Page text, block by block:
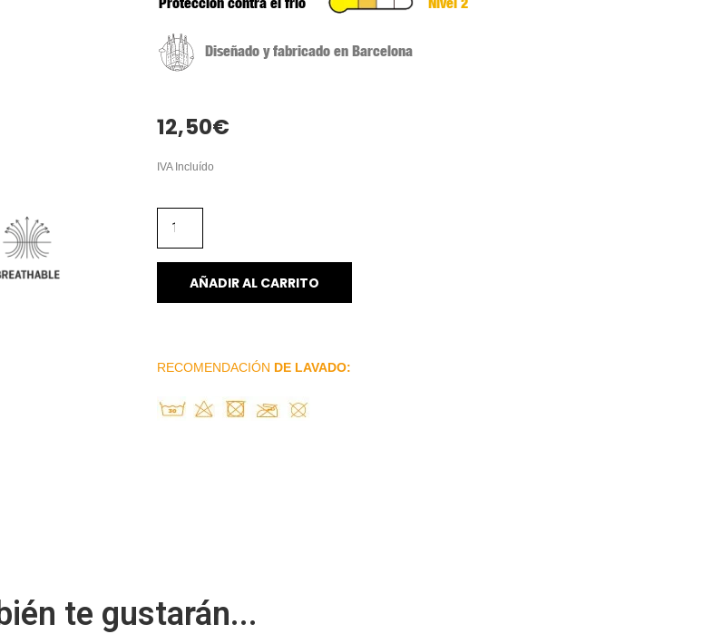
Diseñado y fabricado en Barcelona
12,50€
IVA Incluído
AÑADIR AL CARRITO
RECOMENDACIÓN DE LAVADO:
te gustarán...